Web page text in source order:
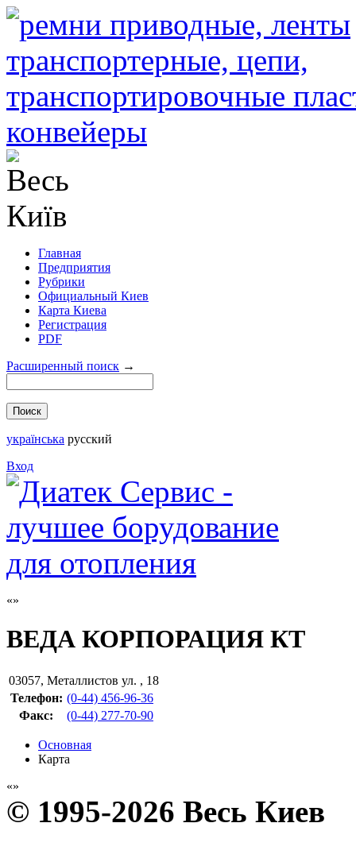
Главная
Предприятия
Рубрики
Официальный Киев
Карта Киева
Регистрация
PDF
Расширенный поиск →
українська русский
Вход
ВЕДА КОРПОРАЦИЯ КТ
03057, Металлистов ул. , 18
Телефон: (0-44) 456-96-36
Факс: (0-44) 277-70-90
Основная
Карта
© 1995-2026 Весь Киев